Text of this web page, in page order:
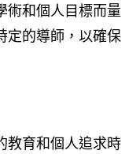
術和個人目標而量
定的導師，以確保
教育和個人追求時